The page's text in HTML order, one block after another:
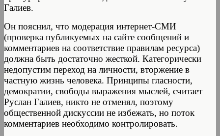
Галиев.
Он пояснил, что модерация интернет-СМИ
(проверка публикуемых на сайте сообщений и
комментариев на соответствие правилам ресурса)
должна быть достаточно жесткой. Категорически
недопустим переход на личности, вторжение в
частную жизнь человека. Принципы гласности,
демократии, свободы выражения мыслей, считает
Руслан Галиев, никто не отменял, поэтому
общественной дискуссии не избежать, но поток
комментариев необходимо контролировать.